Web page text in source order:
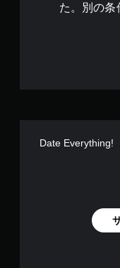
た。別の条
Date Everything!